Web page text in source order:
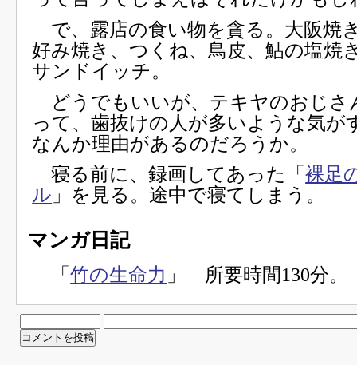
で、露店の食い物を貪る。大阪焼
好み焼き、つくね、鳥皮、鮎の塩焼
サンドイッチ。
どうでもいいが、テキヤのおじさ
って、歯抜けの人が多いような気が
なんか理由があるのだろうか。
寝る前に、録画してあった「裸足
ル 」を見る。途中で寝てしまう。
マンガ日記
「竹の生命力 」 所要時間130分。